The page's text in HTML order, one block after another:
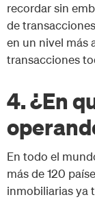
recordar sin
de
en un nivel más
transacciones
4. ¿En
En todo el
más de 120
inmobiliarias ya